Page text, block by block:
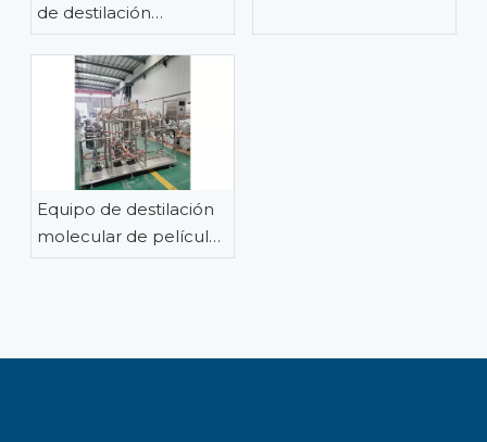
de destilación
molecular de película
limpia de acero
inoxidable de 7
pulgadas listo para
enviar a Colombia
Equipo de destilación
molecular de película
limpia de acero